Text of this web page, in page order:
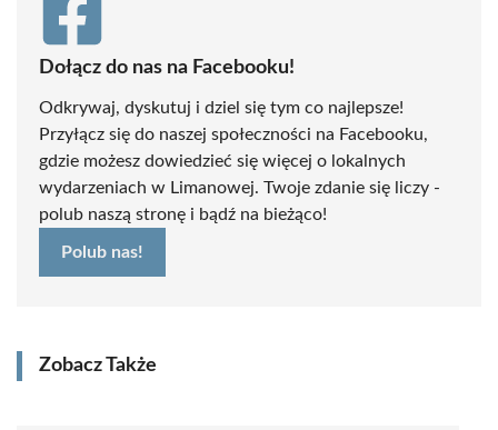
Dołącz do nas na Facebooku!
Odkrywaj, dyskutuj i dziel się tym co najlepsze!
Przyłącz się do naszej społeczności na Facebooku,
gdzie możesz dowiedzieć się więcej o lokalnych
wydarzeniach w Limanowej. Twoje zdanie się liczy -
polub naszą stronę i bądź na bieżąco!
Polub nas!
Zobacz Także